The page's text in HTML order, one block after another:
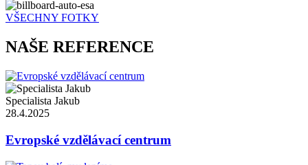
VŠECHNY FOTKY
NAŠE REFERENCE
Specialista Jakub
28.4.2025
Evropské vzdělávací centrum